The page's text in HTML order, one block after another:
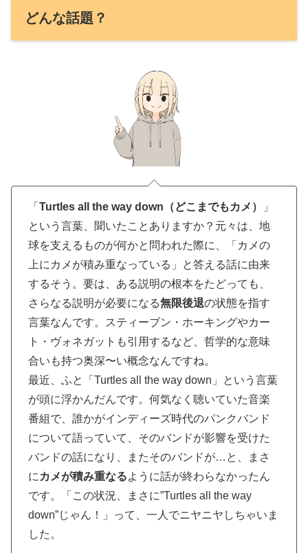
どんな話題？
「 Turtles all the way down（どこまでもカメ）
」
という言葉、聞いたことありますか？元々は、地
球を支えるものが何かと問われた際に、「カメの
上にカメが積み重なっている」と答える話に由来
するそう。要は、ある説明の根本をたどっても、
さらなる説明が必要になる無限後退の状態を指す
言葉なんです。スティーブン・ホーキングやカー
ト・ヴォネガットも引用するなど、哲学的な意味
合いも持つ奥深〜い概念なんですね。
最近、ふと「Turtles all the way down」という言葉
が頭に浮かんだんです。何気なく聴いていた音楽
番組で、誰かがインディーズ時代のパンクバンド
について語っていて、そのバンドが影響を受けた
バンドの話になり、またそのバンドが…と、まさ
に カメが積み重なるように話が終わらなかったん
です。「この状況、まさに”Turtles all the way
down”じゃん！」って、一人でニヤニヤしちゃいま
した。